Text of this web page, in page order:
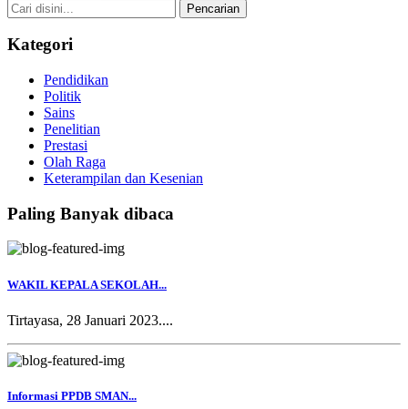
Pencarian
Kategori
Pendidikan
Politik
Sains
Penelitian
Prestasi
Olah Raga
Keterampilan dan Kesenian
Paling Banyak dibaca
WAKIL KEPALA SEKOLAH...
Tirtayasa, 28 Januari 2023....
Informasi PPDB SMAN...